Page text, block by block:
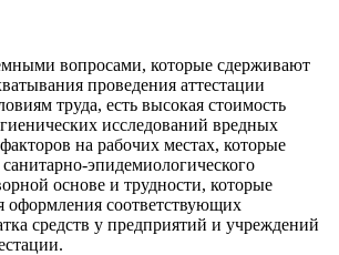
вопросами, которые сдерживают
проведения аттестации
труда, есть высокая стоимость
исследований вредных
на рабочих местах, которые
эпидемиологического
основе и трудности, которые
оформления соответствующих
средств у предприятий и учреждений